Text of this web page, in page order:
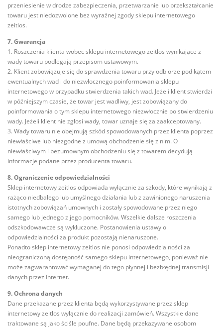
przeniesienie w drodze zabezpieczenia, przetwarzanie lub przekształcanie
towaru jest niedozwolone bez wyraźnej zgody sklepu internetowego
zeitlos.
7. Gwarancja
1. Roszczenia klienta wobec sklepu internetowego zeitlos wynikające z
wady towaru podlegają przepisom ustawowym.
2. Klient zobowiązuje się do sprawdzenia towaru przy odbiorze pod kątem
ewentualnych wad i do niezwłocznego poinformowania sklepu
internetowego w przypadku stwierdzenia takich wad. Jeżeli klient stwierdzi
w późniejszym czasie, że towar jest wadliwy, jest zobowiązany do
poinformowania o tym sklepu internetowego niezwłocznie po stwierdzeniu
wady. Jeżeli klient nie zgłosi wady, towar uznaje się za zaakceptowany.
3. Wady towaru nie obejmują szkód spowodowanych przez klienta poprzez
niewłaściwe lub niezgodne z umową obchodzenie się z nim. O
niewłaściwym i bezumownym obchodzeniu się z towarem decydują
informacje podane przez producenta towaru.
8. Ograniczenie odpowiedzialności
Sklep internetowy zeitlos odpowiada wyłącznie za szkody, które wynikają z
rażąco niedbałego lub umyślnego działania lub z zawinionego naruszenia
istotnych zobowiązań umownych i zostały spowodowane przez niego
samego lub jednego z jego pomocników. Wszelkie dalsze roszczenia
odszkodowawcze są wykluczone. Postanowienia ustawy o
odpowiedzialności za produkt pozostają nienaruszone.
Ponadto sklep internetowy zeitlos nie ponosi odpowiedzialności za
nieograniczoną dostępność samego sklepu internetowego, ponieważ nie
może zagwarantować wymaganej do tego płynnej i bezbłędnej transmisji
danych przez Internet.
9. Ochrona danych
Dane przekazane przez klienta będą wykorzystywane przez sklep
internetowy zeitlos wyłącznie do realizacji zamówień. Wszystkie dane
traktowane są jako ściśle poufne. Dane będą przekazywane osobom